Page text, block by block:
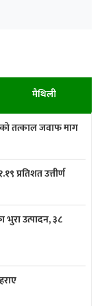
मैथिली
तत्काल जवाफ माग
प्रतिशत उत्तीर्ण
भुरा उत्पादन, ३८